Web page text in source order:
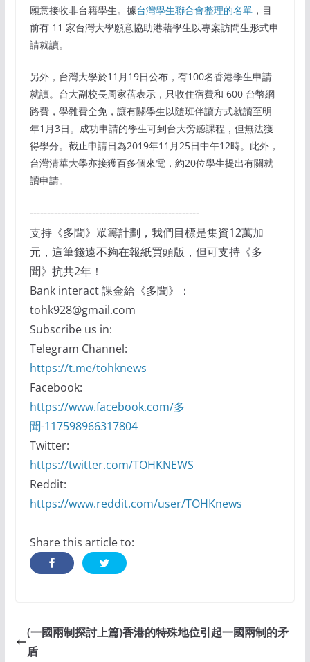
願意接收非台籍學生。據台灣學生聯合會整理的名單，目
前有 11 家台灣大學願意協助港藉學生以專案訪問生形式申
請就讀。
另外，台灣大學於11月19日公布，有100名香港學生申請
就讀。台大副校長周家蓓表示，只收住宿費和 600 台幣網
路費，學雜費全免，讓有關學生以隨班伴讀方式就讀至明
年1月3日。成功申請的學生可到台大旁聽課程，但無法獲
得學分。截止申請日為2019年11月25日中午12時。此外，
台灣清華大學亦接獲百多個來電，約20位學生提出有關就
讀申請。
-------------------------------------------------
支持《多聞》眾籌計劃，我們目標是集資12萬加
元，這筆錢遠不夠在報紙買頭版，但可支持《多
聞》抗共2年！
Bank interact 課金給《多聞》：
tohk928@gmail.com
Subscribe us in:
Telegram Channel:
https://t.me/tohknews
Facebook:
https://www.facebook.com/多
聞-117598966317804
Twitter:
https://twitter.com/TOHKNEWS
Reddit:
https://www.reddit.com/user/TOHKnews
Share this article to:
(一國兩制探討上篇)香港的特殊地位引起一國兩制的矛
盾